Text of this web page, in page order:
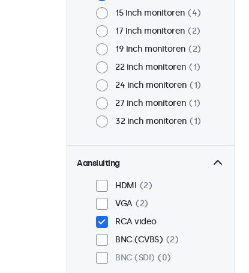
15 inch monitoren
4
17 inch monitoren
2
19 inch monitoren
2
22 inch monitoren
1
24 inch monitoren
1
27 inch monitoren
1
32 inch monitoren
1
Aansluiting
HDMI
2
VGA
2
RCA video
BNC (CVBS)
2
BNC (SDI)
0